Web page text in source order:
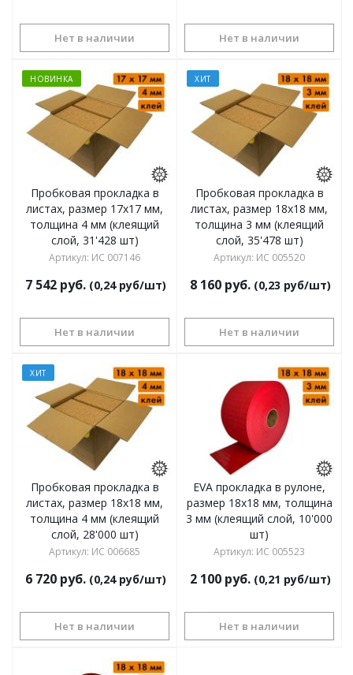
Нет в наличии Нет в наличии
НОВИНКА
Пробковая прокладка в
листах, размер 17х17 мм,
толщина 4 мм (клеящий
слой, 31'428 шт)
Артикул: ИС 007146
7 542 руб. (0,24 руб/шт)
Нет в наличии
ХИТ
Пробковая прокладка в
листах, размер 18х18 мм,
толщина 3 мм (клеящий
слой, 35'478 шт)
Артикул: ИС 005520
8 160 руб. (0,23 руб/шт)
Нет в наличии
ХИТ
Пробковая прокладка в
листах, размер 18х18 мм,
толщина 4 мм (клеящий
слой, 28'000 шт)
Артикул: ИС 006685
6 720 руб. (0,24 руб/шт)
Нет в наличии
EVA прокладка в рулоне,
размер 18х18 мм, толщина
3 мм (клеящий слой, 10'000
шт)
Артикул: ИС 005523
2 100 руб. (0,21 руб/шт)
Нет в наличии